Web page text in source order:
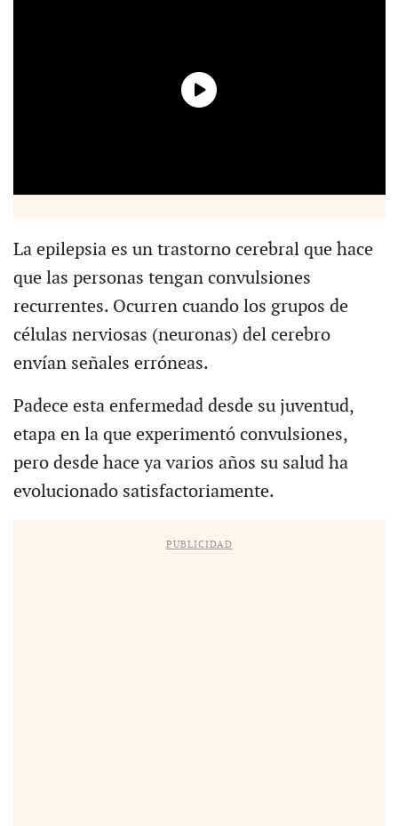
La epilepsia es un trastorno cerebral que hace
que las personas tengan convulsiones
recurrentes. Ocurren cuando los grupos de
células nerviosas (neuronas) del cerebro
envían señales erróneas.
Padece esta enfermedad desde su juventud,
etapa en la que experimentó convulsiones,
pero desde hace ya varios años su salud ha
evolucionado satisfactoriamente.
PUBLICIDAD